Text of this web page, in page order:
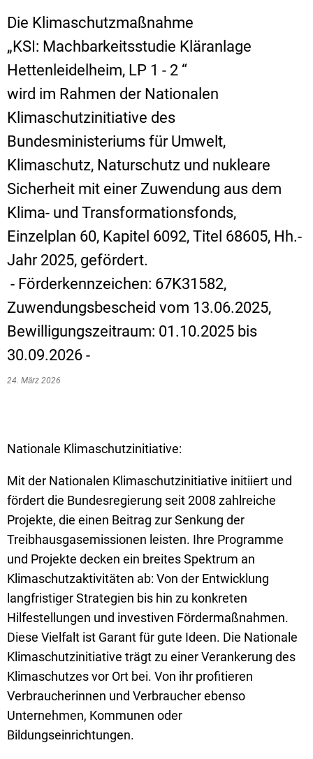
Die Klimaschutzmaßnahme
„KSI: Machbarkeitsstudie Kläranlage
Hettenleidelheim, LP 1 - 2 “
wird im Rahmen der Nationalen
Klimaschutzinitiative des
Bundesministeriums für Umwelt,
Klimaschutz, Naturschutz und nukleare
Sicherheit mit einer Zuwendung aus dem
Klima- und Transformationsfonds,
Einzelplan 60, Kapitel 6092, Titel 68605, Hh.-
Jahr 2025, gefördert.
- Förderkennzeichen: 67K31582,
Zuwendungsbescheid vom 13.06.2025,
Bewilligungszeitraum: 01.10.2025 bis
30.09.2026 -
24. März 2026
Nationale Klimaschutzinitiative:
Mit der Nationalen Klimaschutzinitiative initiiert und
fördert die Bundesregierung seit 2008 zahlreiche
Projekte, die einen Beitrag zur Senkung der
Treibhausgasemissionen leisten. Ihre Programme
und Projekte decken ein breites Spektrum an
Klimaschutzaktivitäten ab: Von der Entwicklung
langfristiger Strategien bis hin zu konkreten
Hilfestellungen und investiven Fördermaßnahmen.
Diese Vielfalt ist Garant für gute Ideen. Die Nationale
Klimaschutzinitiative trägt zu einer Verankerung des
Klimaschutzes vor Ort bei. Von ihr profitieren
Verbraucherinnen und Verbraucher ebenso
Unternehmen, Kommunen oder
Bildungseinrichtungen.